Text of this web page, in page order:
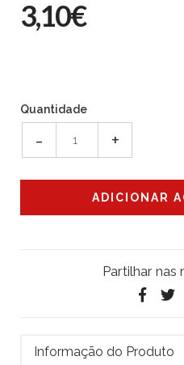
3,10€
Quantidade
- +
Partilhar nas
Informação do Produto